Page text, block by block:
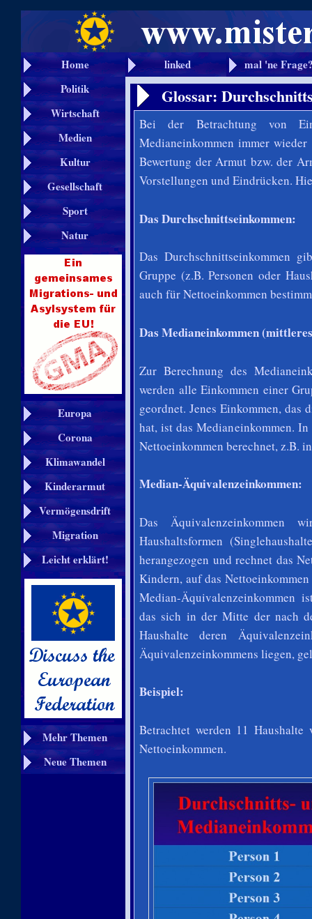
Home linked
mal 'ne
Politik
Wirtschaft
Medien
Kultur
Gesellschaft
Sport
Natur
Europa
Corona
Klimawandel
Kinderarmut
Vermögensdrift
Migration
Leicht erklärt!
Mehr Themen
Neue Themen
Glossar:
Bei der Betrachtung von
Medianeinkommen immer
Bewertung der Armut bzw. der
Vorstellungen und Eindrücken.
Das Durchschnittseinkommen:
Das Durchschnittseinkommen
Gruppe (z.B. Personen oder
auch für Nettoeinkommen
Das Medianeinkommen
Zur Berechnung des
werden alle Einkommen einer
geordnet. Jenes Einkommen,
hat, ist das Medianeinkommen.
Nettoeinkommen berechnet, z.B.
Median-Äquivalenzeinkommen:
Das Äquivalenzeinkommen
Haushaltsformen
herangezogen und rechnet das
Kindern, auf das
Median-Äquivalenzeinkommen
das sich in der Mitte der nach
Haushalte deren
Äquivalenzeinkommens liegen,
Beispiel:
Betrachtet werden 11 Haushalte
Nettoeinkommen.